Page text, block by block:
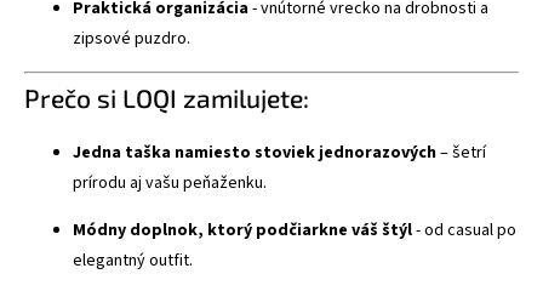
Praktická organizácia- vnútorné vrecko na drobnosti a
zipsové puzdro.
Prečo si LOQI zamilujete:
Jedna taška namiesto stoviek jednorazových– šetrí
prírodu aj vašu peňaženku.
Módny doplnok, ktorý podčiarkne váš štýl- od casual po
elegantný outfit.